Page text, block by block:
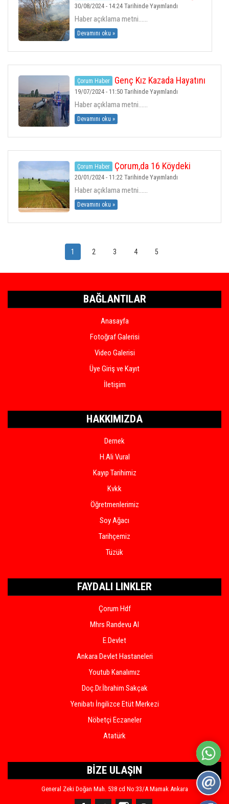
30/08/2024 - 14:24 Tarihinde Yayımlandı
Haber açıklama metni......
Devamını oku »
Çorum Haber
Genç Kız Kazada Hayatını
Kaybetti
19/07/2024 - 11:50 Tarihinde Yayımlandı
Haber açıklama metni......
Devamını oku »
Çorum Haber
Çorum,da 16 Köydeki
Hazine Arazileri Satışa çıkarılıyor
20/01/2024 - 11:22 Tarihinde Yayımlandı
Haber açıklama metni......
Devamını oku »
1 2 3 4 5
BAĞLANTILAR
Anasayfa
Fotoğraf Galerisi
Video Galerisi
Üye Giriş ve Kayıt
İletişim
HAKKIMIZDA
Dernek
H.Ali Vural
Kayıp Tarihimiz
Kvkk
Öğretmenlerimiz
Soy Ağacı
Tarihçemiz
Tüzük
FAYDALI LINKLER
Çorum Hdf
Mhrs Randevu Al
E.Devlet
Ankara Devlet Hastaneleri
Youtub Kanalımız
Doç.Dr.İbrahim Sakçak
Yenibatı İngilizce Etüt Merkezi
Nöbetçi Eczaneler
Atatürk
BİZE ULAŞIN
General Zeki Doğan Mah. 538 cd No:33/A Mamak Ankara